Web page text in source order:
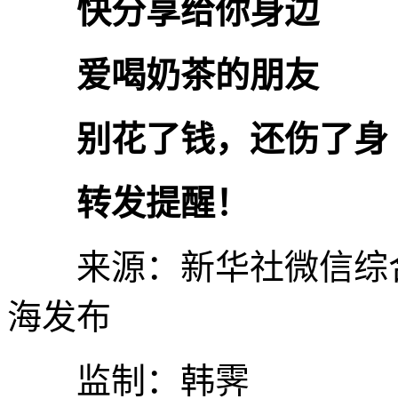
快分享给你身边
爱喝奶茶的朋友
别花了钱，还伤了身
转发提醒！
来源：新华社微信综
海发布
监制：韩霁